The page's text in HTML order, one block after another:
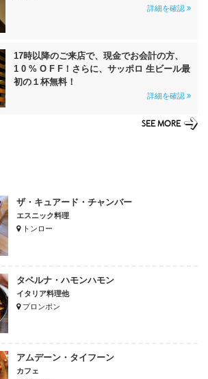
詳細を確認
17時以降のご来店で、現金でお会計の方、
1 0 % O F F！さらに、サッポロ 生ビール最
初の１杯無料！
詳細を確認
SEE MORE
ザ・キュアード・チャンバー
エスニック料理
トンロー
タベルナ・ハモンハモン
イタリア料理他
プロンポン
アムデーン・タイフーン
カフェ